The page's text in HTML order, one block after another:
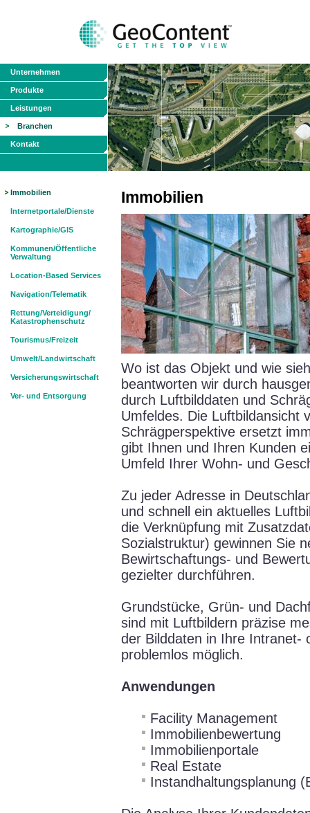
Unternehmen
Produkte
Leistungen
Branchen
Kontakt
Immobilien
Internetportale/Dienste
Kartographie/GIS
Kommunen/Öffentliche
Verwaltung
Location-Based Services
Navigation/Telematik
Rettung/Verteidigung/
Katastrophenschutz
Tourismus/Freizeit
Umwelt/Landwirtschaft
Versicherungswirtschaft
Ver- und Entsorgung
Immobilien
Wo ist das Objekt und wie
beantworten wir durch
durch Luftbilddaten und
Umfeldes. Die Luftbildansicht
Schrägperspektive ersetzt
gibt Ihnen und Ihren Kunden
Umfeld Ihrer Wohn- und
Zu jeder Adresse in
und schnell ein aktuelles
die Verknüpfung mit
Sozialstruktur) gewinnen Sie
Bewirtschaftungs- und
gezielter durchführen.
Grundstücke, Grün- und
sind mit Luftbildern präzise
der Bilddaten in Ihre Intranet-
problemlos möglich.
Anwendungen
Facility Management
Immobilienbewertung
Immobilienportale
Real Estate
Instandhaltungsplanung